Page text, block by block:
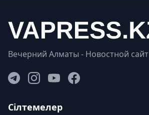
Вечерний Алматы - Новостной сайт
Сілтемелер